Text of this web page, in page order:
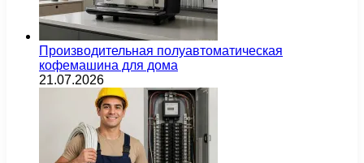
Производительная полуавтоматическая
кофемашина для дома
21.07.2026